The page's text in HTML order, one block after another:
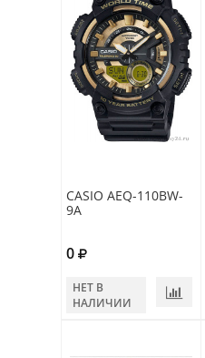
CASIO AEQ-110BW-
9A
0
НЕТ В
НАЛИЧИИ